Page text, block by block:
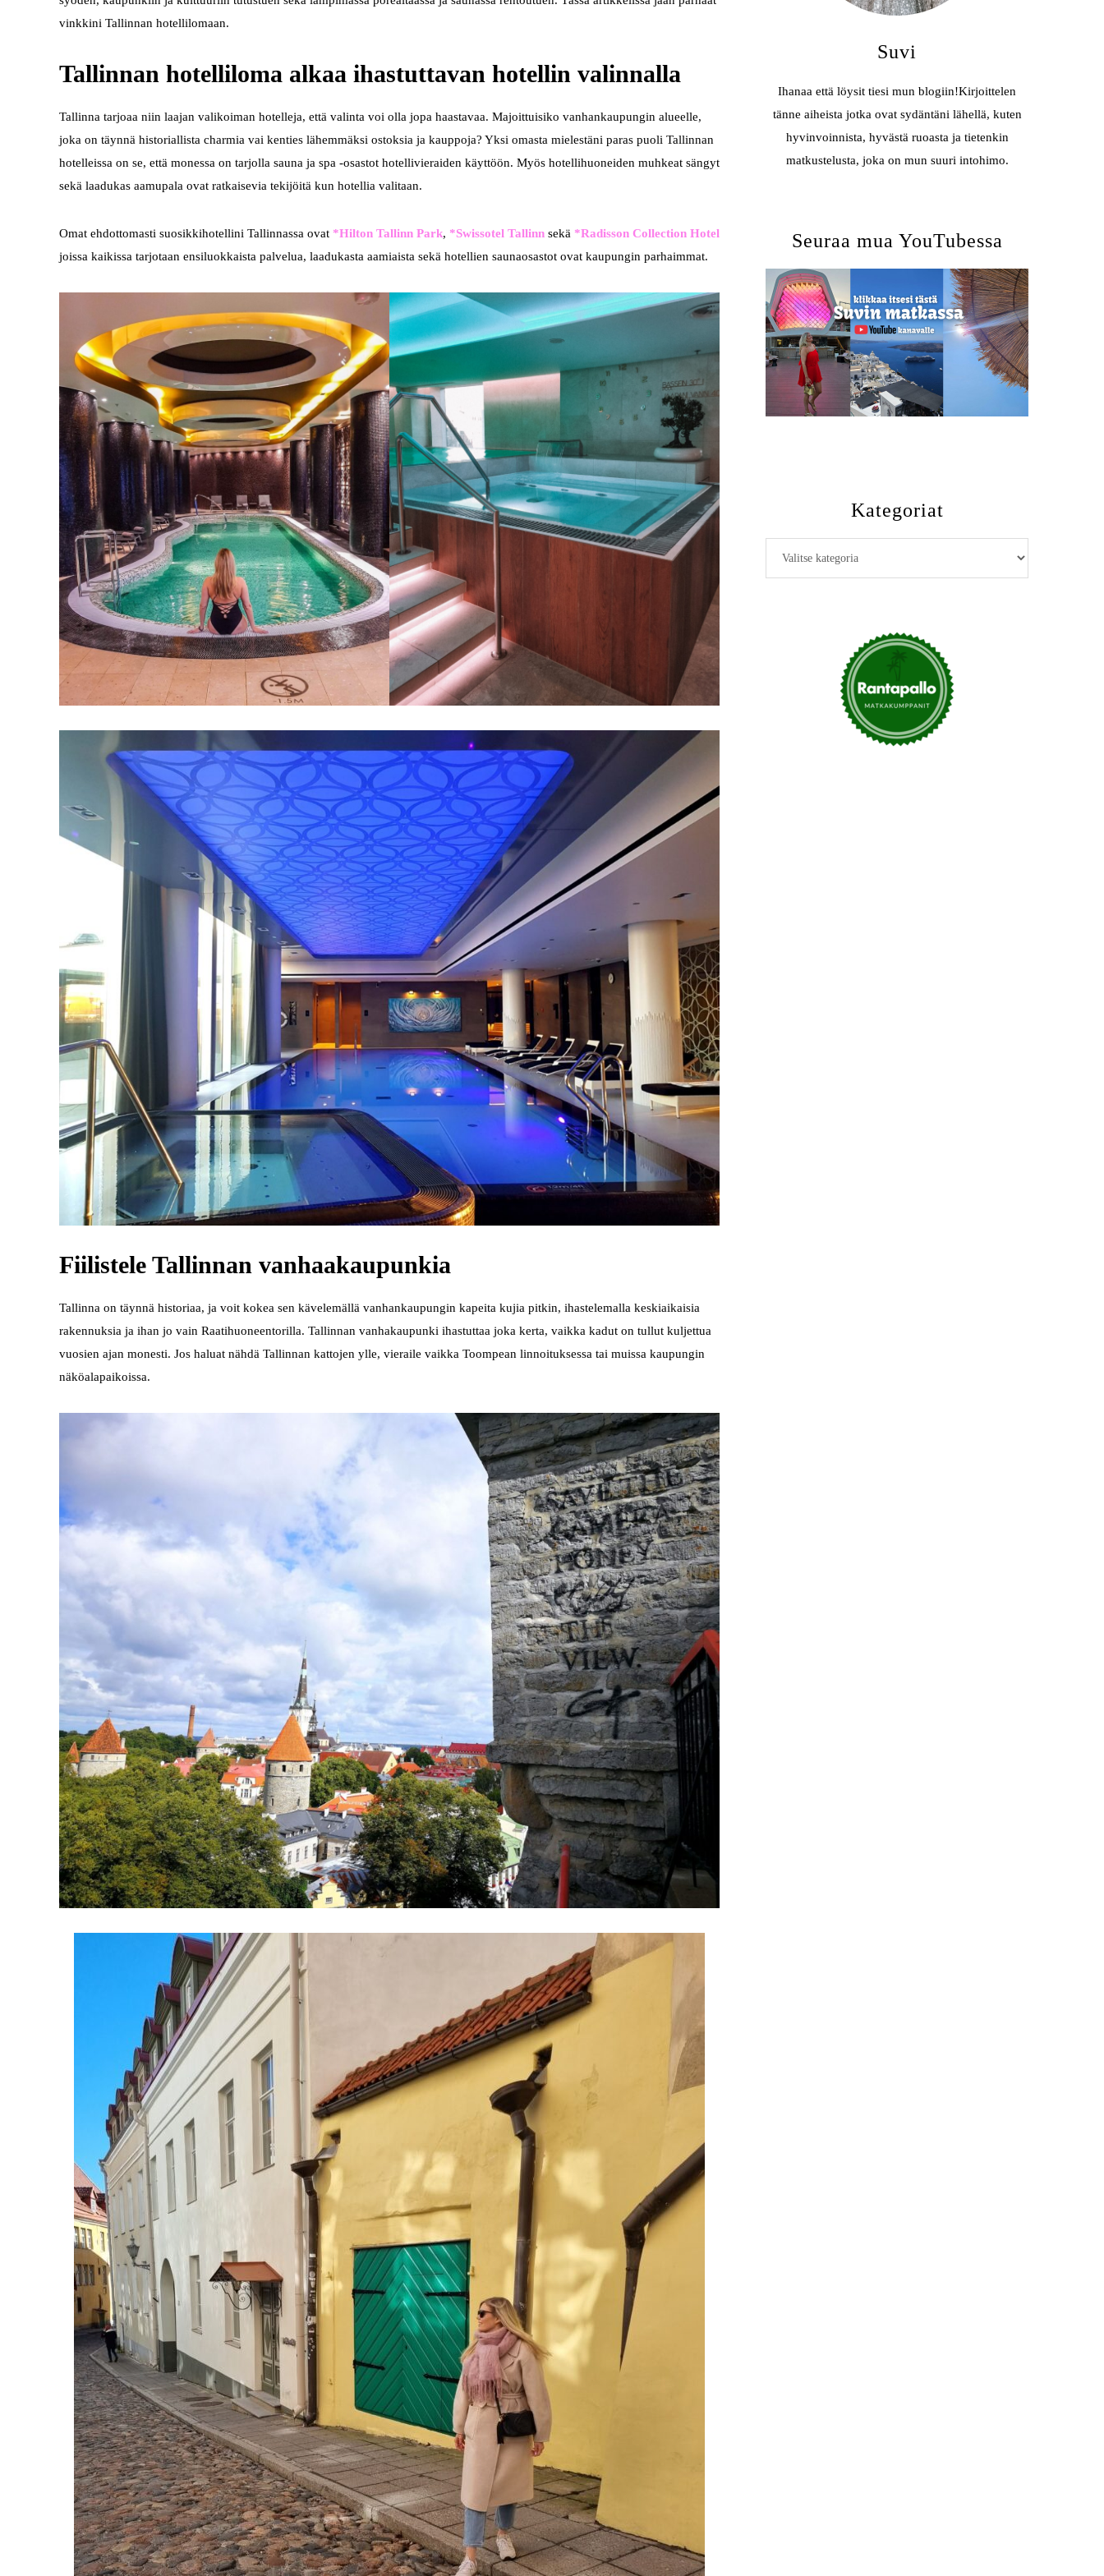
vinkkini Tallinnan hotellilomaan.
Tallinnan hotelliloma alkaa ihastuttavan hotellin valinnalla
Tallinna tarjoaa niin laajan valikoiman hotelleja, että valinta voi olla jopa haastavaa. Majoittuisiko vanhankaupungin alueelle,
joka on täynnä historiallista charmia vai kenties lähemmäksi ostoksia ja kauppoja? Yksi omasta mielestäni paras puoli Tallinnan
hotelleissa on se, että monessa on tarjolla sauna ja spa -osastot hotellivieraiden käyttöön. Myös hotellihuoneiden muhkeat sängyt
sekä laadukas aamupala ovat ratkaisevia tekijöitä kun hotellia valitaan.
Omat ehdottomasti suosikkihotellini Tallinnassa ovat *Hilton Tallinn Park, *Swissotel Tallinn sekä *Radisson Collection Hotel
joissa kaikissa tarjotaan ensiluokkaista palvelua, laadukasta aamiaista sekä hotellien saunaosastot ovat kaupungin parhaimmat.
Fiilistele Tallinnan vanhaakaupunkia
Tallinna on täynnä historiaa, ja voit kokea sen kävelemällä vanhankaupungin kapeita kujia pitkin, ihastelemalla keskiaikaisia
rakennuksia ja ihan jo vain Raatihuoneentorilla. Tallinnan vanhakaupunki ihastuttaa joka kerta, vaikka kadut on tullut kuljettua
vuosien ajan monesti. Jos haluat nähdä Tallinnan kattojen ylle, vieraile vaikka Toompean linnoituksessa tai muissa kaupungin
näköalapaikoissa.
Suvi
Ihanaa että löysit tiesi mun blogiin!Kirjoittelen
tänne aiheista jotka ovat sydäntäni lähellä, kuten
hyvinvoinnista, hyvästä ruoasta ja tietenkin
matkustelusta, joka on mun suuri intohimo.
Seuraa mua YouTubessa
Kategoriat